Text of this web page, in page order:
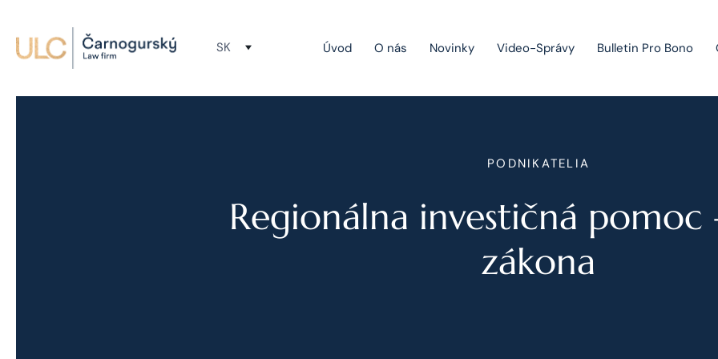
SK Úvod O nás Novinky Video-Správy Bulletin Pro Bono
Fúzie a akvizície
Právo obchodných spoločností
Právo hospodárskej súťaže
PODNIKATELIA
Regionálna investičná pomoc
zákona